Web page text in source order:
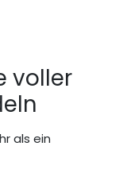
voller
als ein